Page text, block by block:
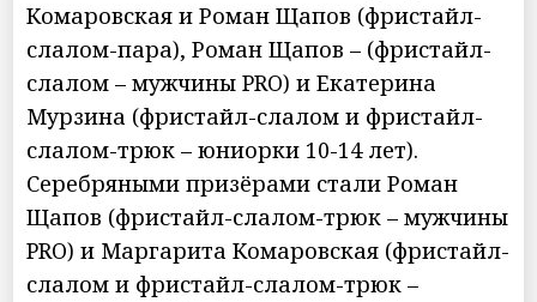
Комаровская и Роман Щапов (фристайл-
слалом-пара), Роман Щапов – (фристайл-
слалом – мужчины PRO) и Екатерина
Мурзина (фристайл-слалом и фристайл-
слалом-трюк – юниорки 10-14 лет).
Серебряными призёрами стали Роман
Щапов (фристайл-слалом-трюк – мужчины
PRO) и Маргарита Комаровская (фристайл-
слалом и фристайл-слалом-трюк –